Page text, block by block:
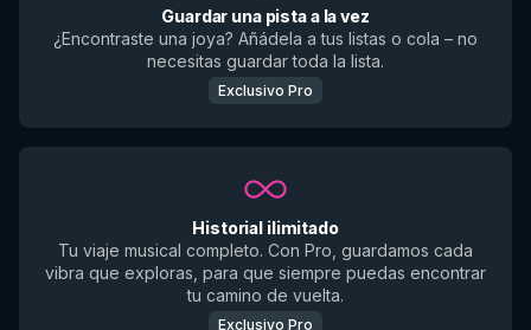
Guardar una pista a la vez
¿Encontraste una joya? Añádela a tus listas o cola – no
necesitas guardar toda la lista.
Exclusivo Pro
Historial ilimitado
Tu viaje musical completo. Con Pro, guardamos cada
vibra que exploras, para que siempre puedas encontrar
tu camino de vuelta.
Exclusivo Pro